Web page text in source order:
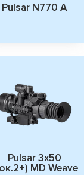
Pulsar N770 А
Pulsar 3x50
MD Weave